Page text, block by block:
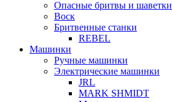
Опасные бритвы и шаветки
Воск
Бритвенные станки
REBEL
Машинки
Ручные машинки
Электрические машинки
JRL
MARK SHMIDT